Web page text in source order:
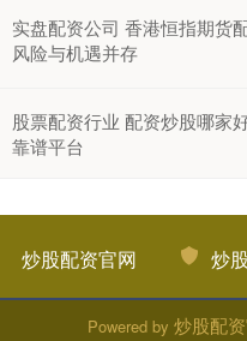
实盘配资公司 香港恒指期货
风险与机遇并存
股票配资行业 配资炒股哪家
靠谱平台
炒股配资官网 炒
Powered by 炒股配